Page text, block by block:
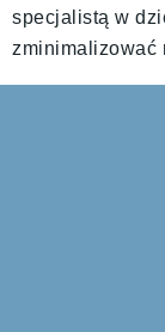
specjalistą w
zminimalizować